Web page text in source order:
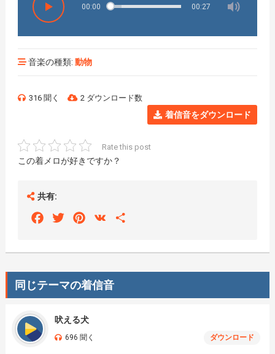
00:00 00:27
音楽の種類: 動物
316 聞く 2 ダウンロード数
着信音をダウンロード
Rate this post
この着メロが好きですか？
共有:
FacebookTwitterPinterest
VK
同じテーマの着信音
吠える犬
696 聞く ダウンロード